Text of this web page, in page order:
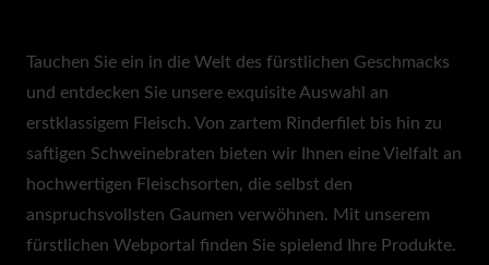
Tauchen Sie ein in die Welt des fürstlichen Geschmacks
und entdecken Sie unsere exquisite Auswahl an
erstklassigem Fleisch. Von zartem Rinderfilet bis hin zu
saftigen Schweinebraten bieten wir Ihnen eine Vielfalt an
hochwertigen Fleischsorten, die selbst den
anspruchsvollsten Gaumen verwöhnen. Mit unserem
fürstlichen Webportal finden Sie spielend Ihre Produkte.